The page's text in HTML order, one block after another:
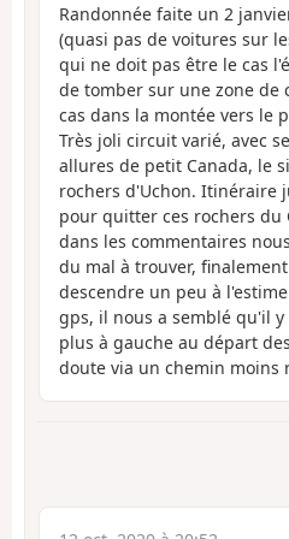
Randonnée faite un 2
(quasi pas de voitures sur
qui ne doit pas être le cas
de tomber sur une zone de
cas dans la montée vers le
Très joli circuit varié, avec
allures de petit Canada, le
rochers d'Uchon. Itinéraire
pour quitter ces rochers du
dans les commentaires
du mal à trouver,
descendre un peu à
gps, il nous a semblé qu'il
plus à gauche au départ
doute via un chemin moins